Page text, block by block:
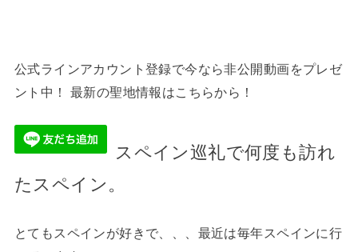
公式ラインアカウント登録で今なら非公開動画をプレゼ
ント中！ 最新の聖地情報はこちらから！
スペイン巡礼で何度も訪れ
たスペイン。
とてもスペインが好きで、、、最近は毎年スペインに行